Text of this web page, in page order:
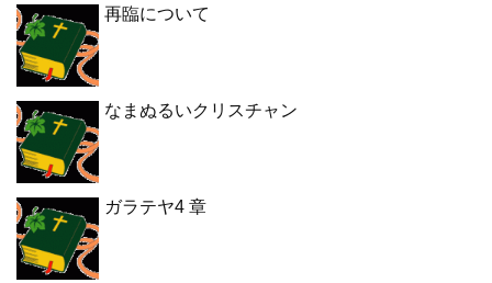
再臨について
なまぬるいクリスチャン
ガラテヤ4 章